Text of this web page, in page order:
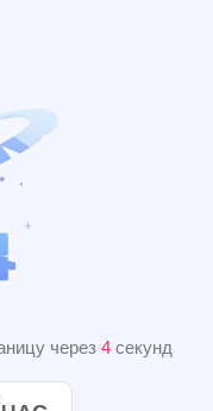
через 4 секунд